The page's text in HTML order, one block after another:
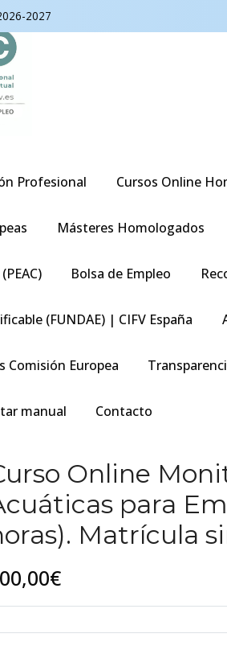
2027
Profesional Cursos Online
Másteres Homologados
Bolsa de Empleo
(FUNDAE) | CIFV España
Comisión Europea
manual Contacto
Online
para
Matrícula